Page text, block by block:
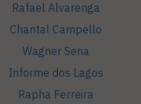
Rafael Alvarenga
Chantal Campello
Wagner Sena
Informe dos Lagos
Rapha Ferreira